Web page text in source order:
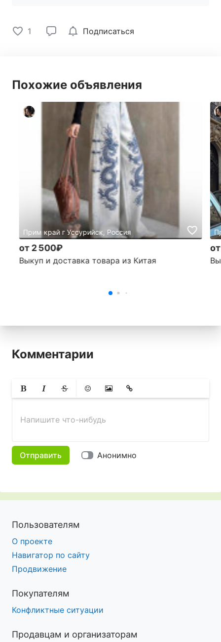
1 Подписаться
Похожие объявления
Прим край г Уссурийск, Россия
от 2 500₽
Выкуп и доставка товара из Китая
Комментарии
ЖирныйКурсивЗачеркнутый
СмайликиВставить изображение
Вставить ссылку
Напишите что-нибудь
Отправить Анонимно
Пользователям
О проекте
Навигатор по сайту
Продвижение
Покупателям
Конфликтные ситуации
Продавцам и организаторам